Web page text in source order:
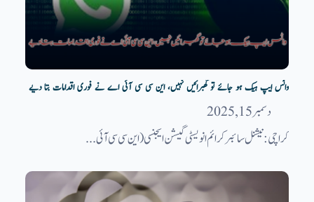
واٹس ایپ ہیک ہو جائے تو گھبرائیں نہیں، این سی سی آئی اے نے فوری اقدامات بتا دیے
دسمبر 15, 2025
کراچی: نیشنل سائبر کرائم انویسٹی گیشن ایجنسی(این سی سی آئی...